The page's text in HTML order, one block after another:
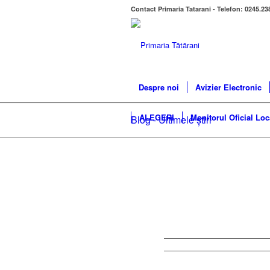
Contact Primaria Tatarani - Telefon:
Despre noi Avizier Electronic
ALEGERI Monitorul Oficial
Blog - Ultimele știri